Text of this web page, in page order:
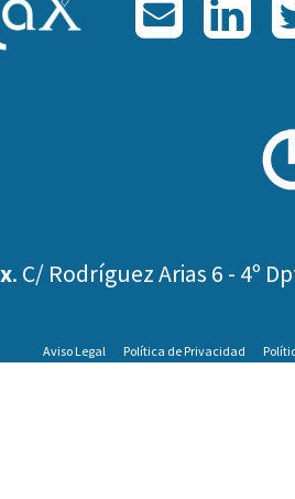
. C/ Rodríguez Arias 6 - 4º
Aviso Legal Política de Privacidad